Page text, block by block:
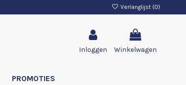
Verlanglijst (0)
Inloggen Winkelwagen
PROMOTIES